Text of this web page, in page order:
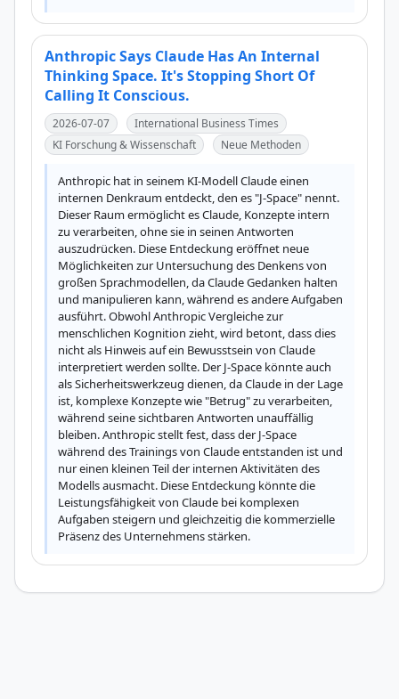
Anthropic Says Claude Has An Internal
Thinking Space. It's Stopping Short Of
Calling It Conscious.
2026-07-07
International Business Times
KI Forschung & Wissenschaft
Neue Methoden
Anthropic hat in seinem KI-Modell Claude einen
internen Denkraum entdeckt, den es "J-Space" nennt.
Dieser Raum ermöglicht es Claude, Konzepte intern
zu verarbeiten, ohne sie in seinen Antworten
auszudrücken. Diese Entdeckung eröffnet neue
Möglichkeiten zur Untersuchung des Denkens von
großen Sprachmodellen, da Claude Gedanken halten
und manipulieren kann, während es andere Aufgaben
ausführt. Obwohl Anthropic Vergleiche zur
menschlichen Kognition zieht, wird betont, dass dies
nicht als Hinweis auf ein Bewusstsein von Claude
interpretiert werden sollte. Der J-Space könnte auch
als Sicherheitswerkzeug dienen, da Claude in der Lage
ist, komplexe Konzepte wie "Betrug" zu verarbeiten,
während seine sichtbaren Antworten unauffällig
bleiben. Anthropic stellt fest, dass der J-Space
während des Trainings von Claude entstanden ist und
nur einen kleinen Teil der internen Aktivitäten des
Modells ausmacht. Diese Entdeckung könnte die
Leistungsfähigkeit von Claude bei komplexen
Aufgaben steigern und gleichzeitig die kommerzielle
Präsenz des Unternehmens stärken.